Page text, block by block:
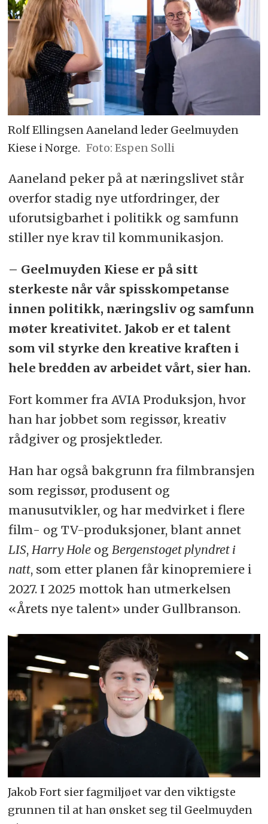
Rolf Ellingsen Aaneland leder Geelmuyden
Kiese i Norge. Foto: Espen Solli
Aaneland peker på at næringslivet står
overfor stadig nye utfordringer, der
uforutsigbarhet i politikk og samfunn
stiller nye krav til kommunikasjon.
– Geelmuyden Kiese er på sitt
sterkeste når vår spisskompetanse
innen politikk, næringsliv og samfunn
møter kreativitet. Jakob er et talent
som vil styrke den kreative kraften i
hele bredden av arbeidet vårt, sier han.
Fort kommer fra AVIA Produksjon, hvor
han har jobbet som regissør, kreativ
rådgiver og prosjektleder.
Han har også bakgrunn fra filmbransjen
som regissør, produsent og
manusutvikler, og har medvirket i flere
film- og TV-produksjoner, blant annet
LIS, Harry Holeog Bergenstoget plyndret i
natt, som etter planen får kinopremiere i
2027. I 2025 mottok han utmerkelsen
«Årets nye talent» under Gullbranson.
Jakob Fort sier fagmiljøet var den viktigste
grunnen til at han ønsket seg til Geelmuyden